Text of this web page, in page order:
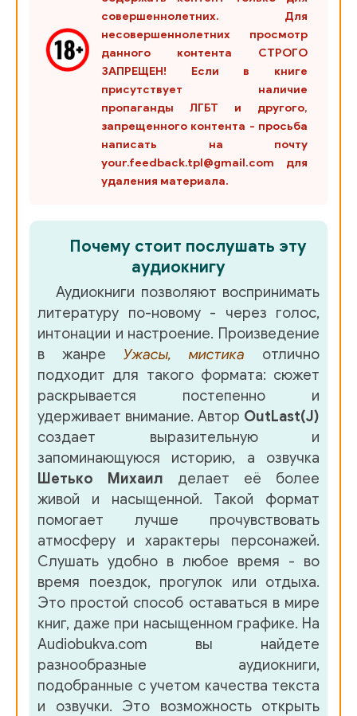
совершеннолетних. Для
несовершеннолетних просмотр
данного контента СТРОГО
ЗАПРЕЩЕН! Если в книге
присутствует наличие
пропаганды ЛГБТ и другого,
запрещенного контента - просьба
написать на почту
your.feedback.tpl@gmail.com для
удаления материала.
Почему стоит послушать эту
аудиокнигу
Аудиокниги позволяют воспринимать
литературу по-новому - через голос,
интонации и настроение. Произведение
в жанре Ужасы, мистика отлично
подходит для такого формата: сюжет
раскрывается постепенно и
удерживает внимание. Автор OutLast(J)
создает выразительную и
запоминающуюся историю, а озвучка
Шетько Михаил делает её более
живой и насыщенной. Такой формат
помогает лучше прочувствовать
атмосферу и характеры персонажей.
Слушать удобно в любое время - во
время поездок, прогулок или отдыха.
Это простой способ оставаться в мире
книг, даже при насыщенном графике. На
Audiobukva.com вы найдете
разнообразные аудиокниги,
подобранные с учетом качества текста
и озвучки. Это возможность открыть